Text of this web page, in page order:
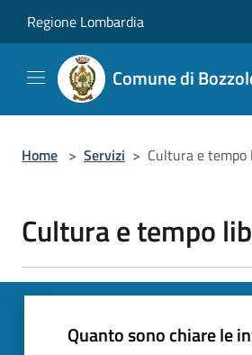
Regione Lombardia
Comune di
Home > Servizi > Cultura e tempo
Cultura e tempo
Quanto sono chiare le